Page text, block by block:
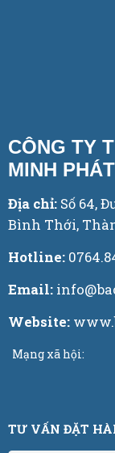
CÔNG TY
MINH PHÁT
Địa chỉ: Số 64,
Bình Thới,
Hotline:
Email:
Website:
Mạng xã hội:
TƯ VẤN ĐẶT